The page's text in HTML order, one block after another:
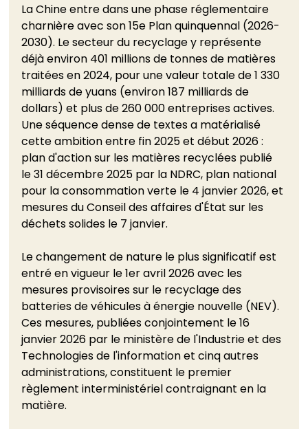
La Chine entre dans une phase réglementaire
charnière avec son 15e Plan quinquennal (2026-
2030). Le secteur du recyclage y représente
déjà environ 401 millions de tonnes de matières
traitées en 2024, pour une valeur totale de 1 330
milliards de yuans (environ 187 milliards de
dollars) et plus de 260 000 entreprises actives.
Une séquence dense de textes a matérialisé
cette ambition entre fin 2025 et début 2026 :
plan d'action sur les matières recyclées publié
le 31 décembre 2025 par la NDRC, plan national
pour la consommation verte le 4 janvier 2026, et
mesures du Conseil des affaires d'État sur les
déchets solides le 7 janvier.
Le changement de nature le plus significatif est
entré en vigueur le 1er avril 2026 avec les
mesures provisoires sur le recyclage des
batteries de véhicules à énergie nouvelle (NEV).
Ces mesures, publiées conjointement le 16
janvier 2026 par le ministère de l'Industrie et des
Technologies de l'information et cinq autres
administrations, constituent le premier
règlement interministériel contraignant en la
matière.